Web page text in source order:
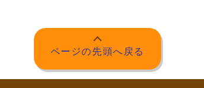
ページの先頭へ戻る